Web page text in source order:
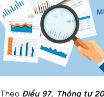
Theo Điều 97, Thông tư